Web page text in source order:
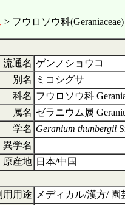
> フウロソウ科
流通名 ゲンノショウコ
別名
ミコシグサ
科名 フウロソウ科
属名 ゼラニウム属
学名 Geranium thunbergii
異学名
原産地 日本/中国
用用途
メディカル/漢方/ 園